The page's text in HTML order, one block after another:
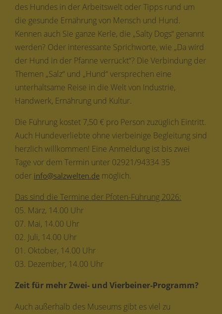
des Hundes in der Arbeitswelt oder Tipps rund um
die gesunde Ernährung von Mensch und Hund.
Kennen auch Sie ganze Kerle, die „Salty Dogs“ genannt
werden? Oder interessante Sprichworte, wie „Da wird
der Hund in der Pfanne verrückt“? Die Verbindung der
Themen „Salz“ und „Hund“ versprechen eine
unterhaltsame Reise in die Welt von Industrie,
Handwerk, Ernährung und Kultur.
Die Führung kostet 7,50 € pro Person zuzüglich Eintritt.
Auch Hundeverliebte ohne vierbeinige Begleitung sind
herzlich willkommen! Eine Anmeldung ist bis zwei
Tage vor dem Termin unter 02921/94334 35
oder info@salzwelten.de möglich.
Das sind die Termine der Pfoten-Führung 2026:
05. März, 14.00 Uhr
07. Mai, 14.00 Uhr
02. Juli, 14.00 Uhr
01. Oktober, 14.00 Uhr
03. Dezember, 14.00 Uhr
Zeit für mehr Zwei- und Vierbeiner-Programm?
Auch außerhalb des Museums gibt es viel zu